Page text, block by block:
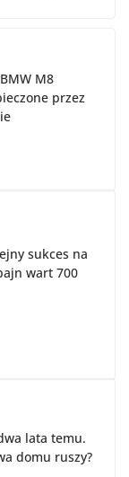
M8
przez
sukces na
wart 700
lata temu.
domu ruszy?